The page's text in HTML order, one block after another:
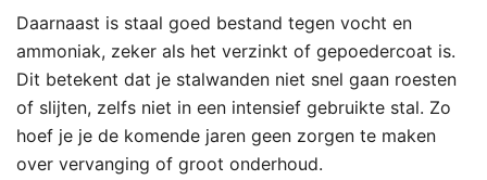
Daarnaast is staal goed bestand tegen vocht en
ammoniak, zeker als het verzinkt of gepoedercoat is.
Dit betekent dat je stalwanden niet snel gaan roesten
of slijten, zelfs niet in een intensief gebruikte stal. Zo
hoef je je de komende jaren geen zorgen te maken
over vervanging of groot onderhoud.